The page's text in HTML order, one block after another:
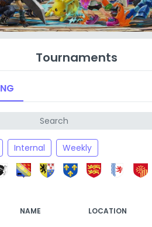
Tournaments
Internal Weekly
NAME LOCATION